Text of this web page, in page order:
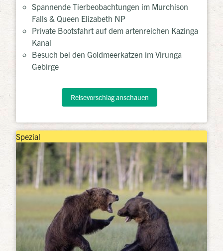
Spannende Tierbeobachtungen im Murchison
Falls & Queen Elizabeth NP
Private Bootsfahrt auf dem artenreichen Kazinga
Kanal
Besuch bei den Goldmeerkatzen im Virunga
Gebirge
Reisevorschlag anschauen
Spezial